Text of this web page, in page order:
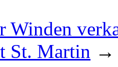
Winden
St. Martin →